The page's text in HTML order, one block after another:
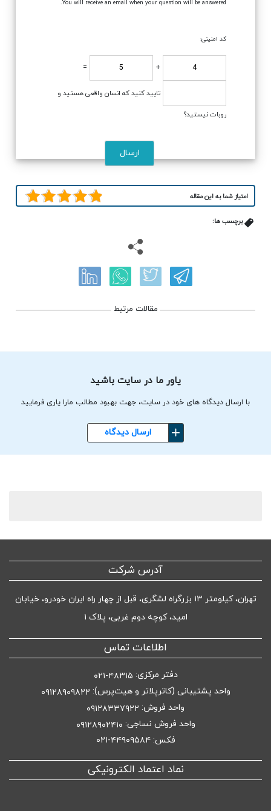
You will receive an email when your question will be answered.
کد امنیتی:
+
=
تایید کنید که انسان واقعی هستید و
روبات نیستید؟
امتیاز شما به این مقاله
برچسب ها:
مقالات مرتبط
یاور ما در سایت باشید
با ارسال دیدگاه های خود در سایت، جهت بهبود مطالب مارا یاری فرمایید
ارسال دیدگاه
آدرس شرکت
تهران، کیلومتر ۱۳ بزرگراه لشگری، قبل از چهار راه ایران خودرو، خیابان
امید، کوچه دوم غربی، پلاک ۱
اطلاعات تماس
دفتر مرکزی: ۴۸۳۱۵-۰۲۱
واحد پشتیبانی (کاترپلاتر و هیت‌پرس): ۰۹۱۲۸۹۰۹۸۲۲
واحد فروش: ۰۹۱۲۸۳۳۷۹۲۲
واحد فروش نساجی: ۰۹۱۲۸۹۰۲۴۱۰
فکس: ۴۴۹۰۹۵۸۴-۰۲۱
نماد اعتماد الکترونیکی